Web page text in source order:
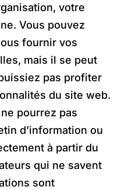
votre
Vous pouvez
fournir vos
mais il se peut
pas profiter
du site web.
pourrez pas
d’information ou
à partir du
qui ne savent
sont